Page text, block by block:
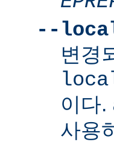
--
변경
이다.
사용